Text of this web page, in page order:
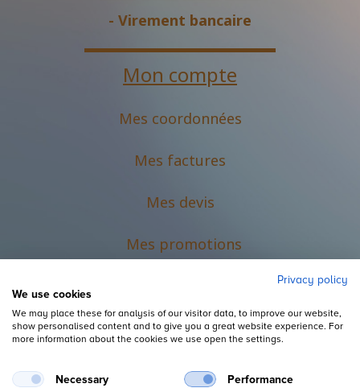
- Virement bancaire
Mon compte
Mes coordonnées
Mes factures
Mes devis
Mes promotions
Privacy policy
We use cookies
We may place these for analysis of our visitor data, to improve our website,
show personalised content and to give you a great website experience. For
more information about the cookies we use open the settings.
Necessary Performance